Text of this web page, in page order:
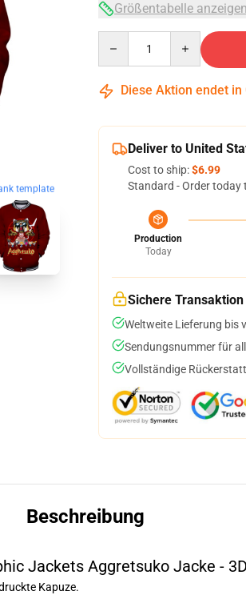
template
Größentabelle anzeigen
Diese Aktion endet in
Deliver to United
Cost to ship:$6.99
Standard - Order today
Production
Today
Sichere Transaktion
Weltweite Lieferung bis
Sendungsnummer für
Vollständige
Beschreibung
Jackets Aggretsuko Jacke -
Kapuze.